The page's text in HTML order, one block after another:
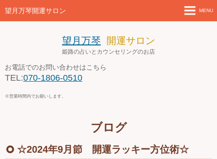
望月万琴開運サロン
望月万琴 開運サロン
姫路の占いとカウンセリングのお店
お電話でのお問い合わせはこちら
TEL:070-1806-0510
※営業時間内でお願いします。
MENU
店舗案内とアクセス
お問い合わせ
ブログ
☆2024年9月節 開運ラッキー方位術☆